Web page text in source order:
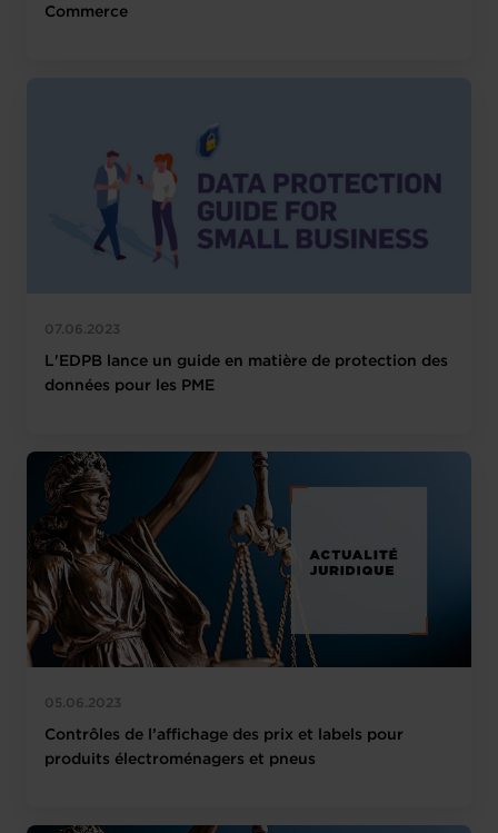
Commerce
07.06.2023
L'EDPB lance un guide en matière de protection des
données pour les PME
05.06.2023
Contrôles de l’affichage des prix et labels pour
produits électroménagers et pneus